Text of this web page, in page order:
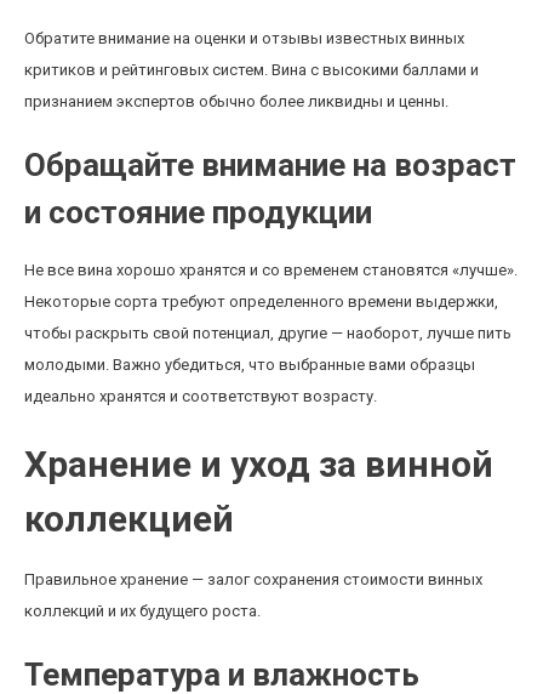
Обратите внимание на оценки и отзывы известных винных
критиков и рейтинговых систем. Вина с высокими баллами и
признанием экспертов обычно более ликвидны и ценны.
Обращайте внимание на возраст
и состояние продукции
Не все вина хорошо хранятся и со временем становятся «лучше».
Некоторые сорта требуют определенного времени выдержки,
чтобы раскрыть свой потенциал, другие — наоборот, лучше пить
молодыми. Важно убедиться, что выбранные вами образцы
идеально хранятся и соответствуют возрасту.
Хранение и уход за винной
коллекцией
Правильное хранение — залог сохранения стоимости винных
коллекций и их будущего роста.
Температура и влажность